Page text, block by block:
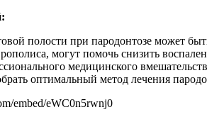
полости при пародонтозе может
могут помочь снизить
медицинского
оптимальный метод лечения
embed/eWC0n5rwnj0